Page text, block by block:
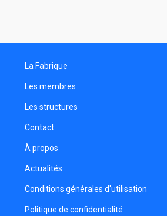
La Fabrique
Les membres
Les structures
Contact
À propos
Actualités
Conditions générales d'utilisation
Politique de confidentialité